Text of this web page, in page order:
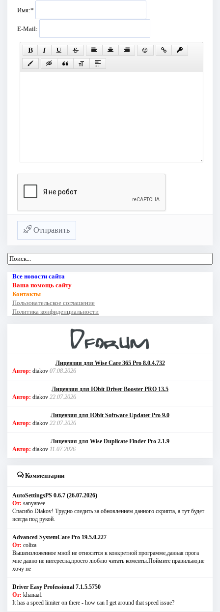
Имя:*
E-Mail:
Отправить
Все новости сайта
Ваша помощь сайту
Контакты
Пользовательское соглашение
Политика конфиденциальности
Лицензия для Wise Care 365 Pro 8.0.4.732
Автор: diakov 07.08.2026
Лицензия для IObit Driver Booster PRO 13.5
Автор: diakov 22.07.2026
Лицензия для IObit Software Updater Pro 9.0
Автор: diakov 22.07.2026
Лицензия для Wise Duplicate Finder Pro 2.1.9
Автор: diakov 11.07.2026
Комментарии
AutoSettingsPS 0.6.7 (26.07.2026)
От: sanyateee
Спасибо Diakov! Трудно следить за обновлением данного скрипта, а тут будет
всегда под рукой.
Advanced SystemCare Pro 19.5.0.227
От: coliza
Вышеизложенное мной не относится к конкретной программе,данная прога
мне давно не интересна,просто люблю читать коменты.Поймите правильно,не
хочу не
Driver Easy Professional 7.1.5.5750
От: khanaa1
It has a speed limiter on there - how can I get around that speed issue?